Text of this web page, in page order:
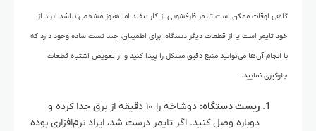
گاهی اوقات ممکن است تایمر ظرفشویی از کار بیفتد اما هنوز مشخص نباشد ایراد از
خود تایمر است یا از قطعات دیگر دستگاه. برای اطمینان، چند تست ساده وجود دارد که
با انجام آن‌ها می‌توانید منبع دقیق مشکل را پیدا کنید و از تعویض اشتباه قطعات
جلوگیری نمایید.
ریست دستگاه:
دوشاخه را ۱۰ دقیقه از برق جدا کرده و
دوباره وصل کنید. اگر تایمر درست شد، ایراد نرم‌افزاری بوده